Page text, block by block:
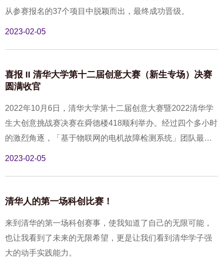
从参赛报名的37个项目中脱颖而出，最终成功晋级。
2023-02-05
喜报 II 清华大学第十二届创意大赛（新生专场）决赛
圆满收官
2022年10月6日，清华大学第十二届创意大赛暨2022清华学
生大创意挑战赛决赛在舜德楼418顺利举办。经过四个多小时
的激烈角逐，「基于物联网的电机故障检测系统」团队最终
2023-02-05
清华人的第一场科创比赛！
来到清华的第一场科创赛事，使我知道了自己的无限可能，
也让我看到了未来的无限希望，更是让我们看到清华学子强
大的动手实践能力。